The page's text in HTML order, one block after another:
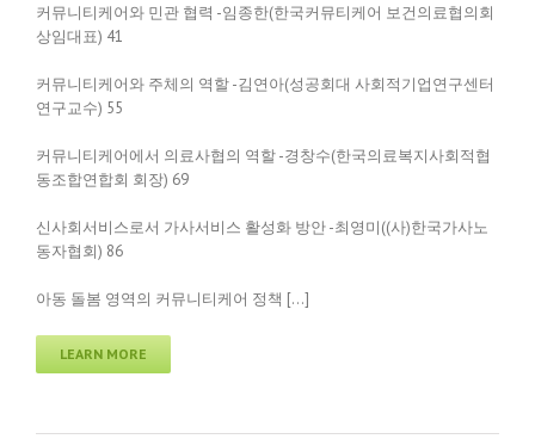
커뮤니티케어와 민관 협력 -임종한(한국커뮤티케어 보건의료협의회
상임대표) 41
커뮤니티케어와 주체의 역할 -김연아(성공회대 사회적기업연구센터
연구교수) 55
커뮤니티케어에서 의료사협의 역할 -경창수(한국의료복지사회적협
동조합연합회 회장) 69
신사회서비스로서 가사서비스 활성화 방안 -최영미((사)한국가사노
동자협회) 86
아동 돌봄 영역의 커뮤니티케어 정책 […]
LEARN MORE